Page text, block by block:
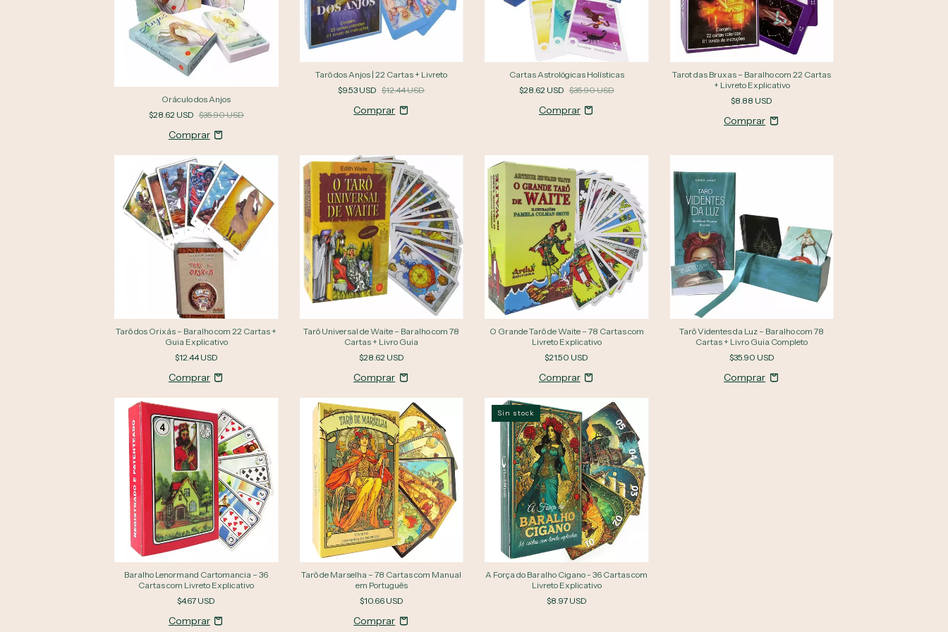
Oráculo dos Anjos
$28.62 USD $35.90 USD
Tarô dos Anjos | 22 Cartas + Livreto
$9.53 USD $12.44 USD
Cartas Astrológicas Holísticas
$28.62 USD $35.90 USD
Tarot das Bruxas – Baralho com 22 Cartas
+ Livreto Explicativo
$8.88 USD
Tarô dos Orixás – Baralho com 22 Cartas +
Guia Explicativo
$12.44 USD
Tarô Universal de Waite – Baralho com 78
Cartas + Livro Guia
$28.62 USD
O Grande Tarô de Waite – 78 Cartas com
Livreto Explicativo
$21.50 USD
Tarô Videntes da Luz – Baralho com 78
Cartas + Livro Guia Completo
$35.90 USD
Baralho Lenormand Cartomancia – 36
Cartas com Livreto Explicativo
$4.67 USD
Tarô de Marselha – 78 Cartas com Manual
em Português
$10.66 USD
Sin stock
A Força do Baralho Cigano - 36 Cartas com
Livreto Explicativo
$8.97 USD